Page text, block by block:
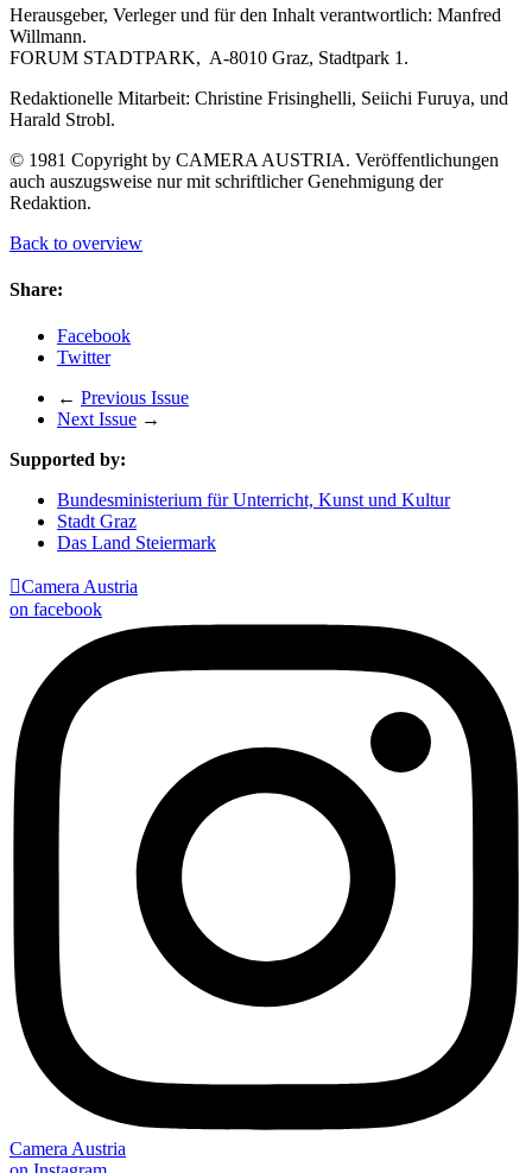
Herausgeber, Verleger und für den Inhalt verantwortlich: Manfred
Willmann.
FORUM STADTPARK, A-8010 Graz, Stadtpark 1.
Redaktionelle Mitarbeit: Christine Frisinghelli, Seiichi Furuya, und
Harald Strobl.
© 1981 Copyright by CAMERA AUSTRIA. Veröffentlichungen
auch auszugsweise nur mit schriftlicher Genehmigung der
Redaktion.
Back to overview
Share:
Facebook
Twitter
← Previous Issue
Next Issue →
Supported by:
Bundesministerium für Unterricht, Kunst und Kultur
Stadt Graz
Das Land Steiermark
Camera Austria
on facebook
Camera Austria